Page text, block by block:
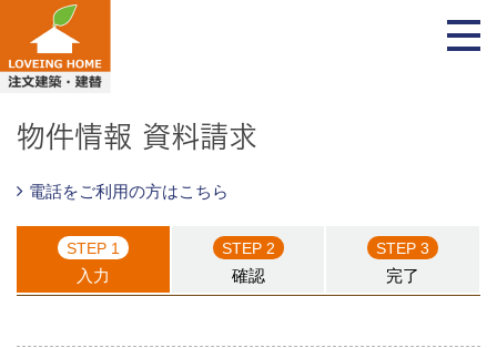
物件情報 資料請求
電話をご利用の方はこちら